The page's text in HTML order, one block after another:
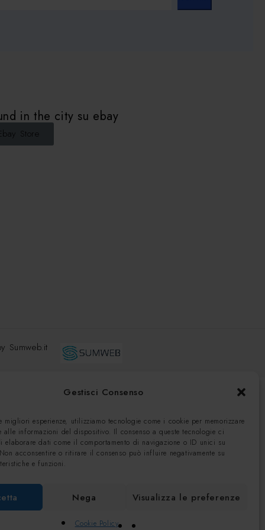
Gestisci Consenso
migliori esperienze, utilizziamo tecnologie come i cookie per memorizzare
alle informazioni del dispositivo. Il consenso a queste tecnologie ci
elaborare dati come il comportamento di navigazione o ID unici su
acconsentire o ritirare il consenso può influire negativamente su
e funzioni.
Nega Visualizza le preferenze
Cookie Policy
in the city su ebay
Store
Sumweb.it